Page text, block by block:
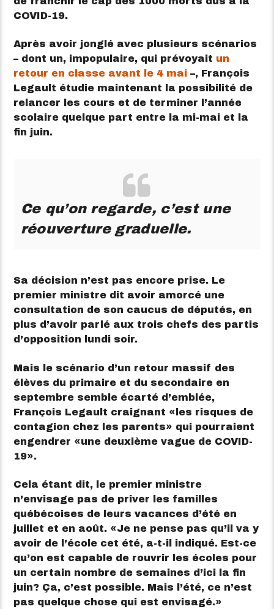
COVID-19.
Après avoir jonglé avec plusieurs scénarios
– dont un, impopulaire, qui prévoyait un
retour en classe avant le 4 mai –, François
Legault étudie maintenant la possibilité de
relancer les cours et de terminer l’année
scolaire quelque part entre la mi-mai et la
fin juin.
Ce qu’on regarde, c’est une
réouverture graduelle.
Sa décision n’est pas encore prise. Le
premier ministre dit avoir amorcé une
consultation de son caucus de députés, en
plus d’avoir parlé aux trois chefs des partis
d’opposition lundi soir.
Mais le scénario d’un retour massif des
élèves du primaire et du secondaire en
septembre semble écarté d’emblée,
François Legault craignant
les risques de
contagion chez les parents
qui pourraient
engendrer
une deuxième vague de COVID-
19
.
Cela étant dit, le premier ministre
n’envisage pas de priver les familles
québécoises de leurs vacances d’été en
juillet et en août.
Je ne pense pas qu’il va y
avoir de l’école cet été, a-t-il indiqué. Est-ce
qu’on est capable de rouvrir les écoles pour
un certain nombre de semaines d’ici la fin
juin? Ça, c’est possible. Mais l’été, ce n’est
pas quelque chose qui est envisagé.